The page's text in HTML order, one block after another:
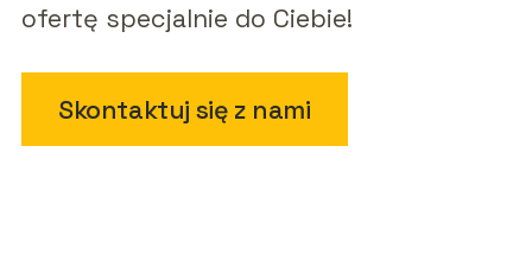
ofertę specjalnie do Ciebie!
Skontaktuj się z nami